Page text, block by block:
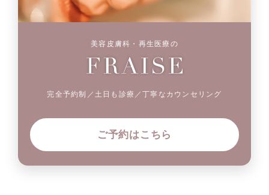
美容皮膚科・再生医療の
完全予約制／土日も診療／丁寧なカウンセリング
ご予約はこちら